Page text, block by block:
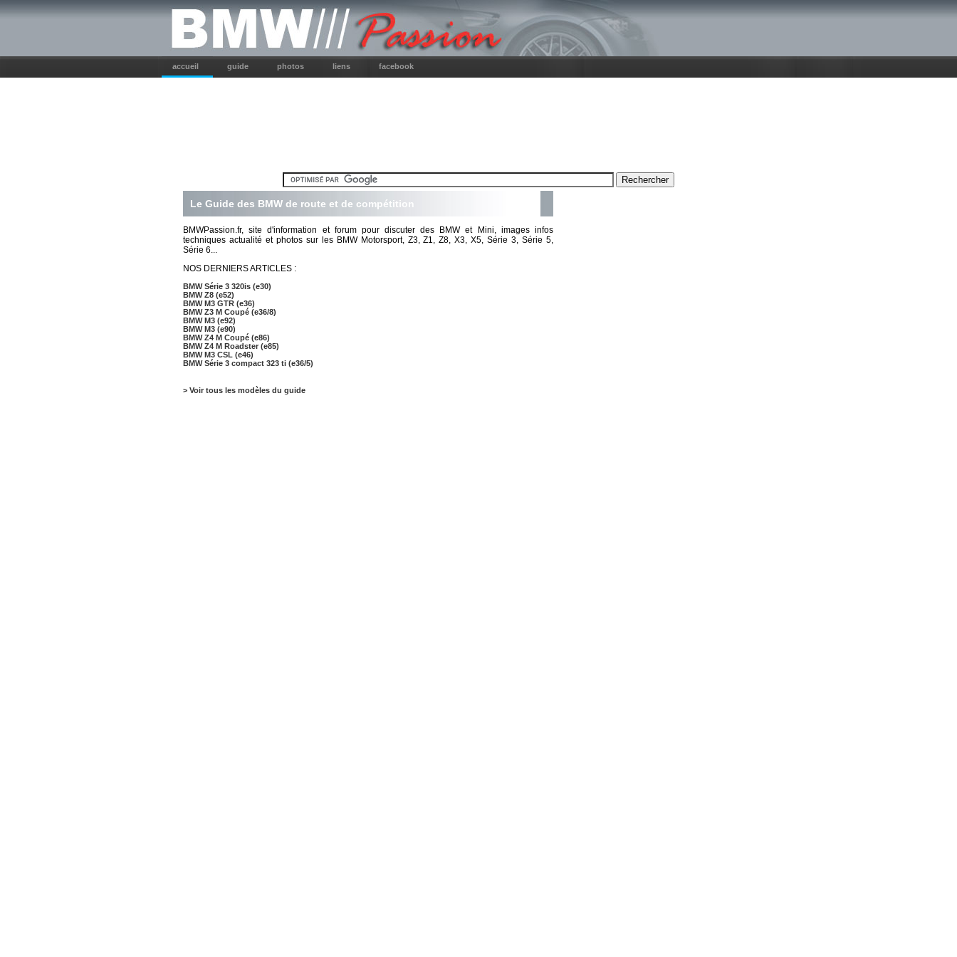
accueil guide photos liens facebook
Le Guide des BMW de route et de compétition
BMWPassion.fr, site d'information et forum pour discuter des BMW et Mini, images infos
techniques actualité et photos sur les BMW Motorsport, Z3, Z1, Z8, X3, X5, Série 3, Série 5,
Série 6...
NOS DERNIERS ARTICLES :
BMW Série 3 320is (e30)
BMW Z8 (e52)
BMW M3 GTR (e36)
BMW Z3 M Coupé (e36/8)
BMW M3 (e92)
BMW M3 (e90)
BMW Z4 M Coupé (e86)
BMW Z4 M Roadster (e85)
BMW M3 CSL (e46)
BMW Série 3 compact 323 ti (e36/5)
> Voir tous les modèles du guide